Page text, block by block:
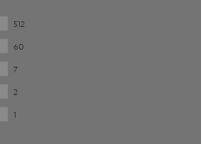
512
60
7
2
1